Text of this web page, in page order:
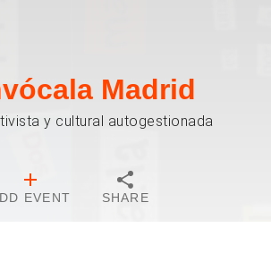
Madrid
y cultural autogestionada
EVENT SHARE